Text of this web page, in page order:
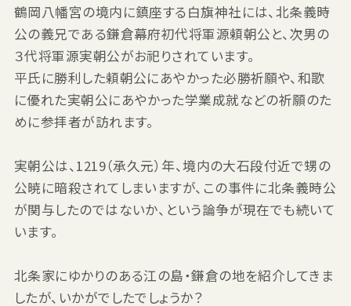
鶴岡八幡宮の境内に鎮座する白旗神社には、北条義時
公の義兄である鎌倉幕府初代将軍源頼朝公と、次男の
３代将軍源実朝公がお祀りされています。
平氏に勝利した頼朝公にあやかった必勝祈願や、和歌
に優れた実朝公にあやかった学業成就などの祈願のた
めに参拝者が訪れます。
実朝公は、1219（承久元）年、境内の大石段付近で甥の
公暁に暗殺されてしまいますが、この事件に北条義時公
が関与したのではないか、という論争が現在でも続いて
います。
北条家にゆかりのある江の島・鎌倉の地を紹介してきま
したが、いかがでしたでしょうか？